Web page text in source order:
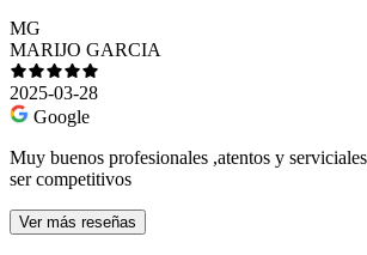
MG
MARIJO GARCIA
2025-03-28
Google
Muy buenos profesionales ,atentos y
ser competitivos
Ver más reseñas